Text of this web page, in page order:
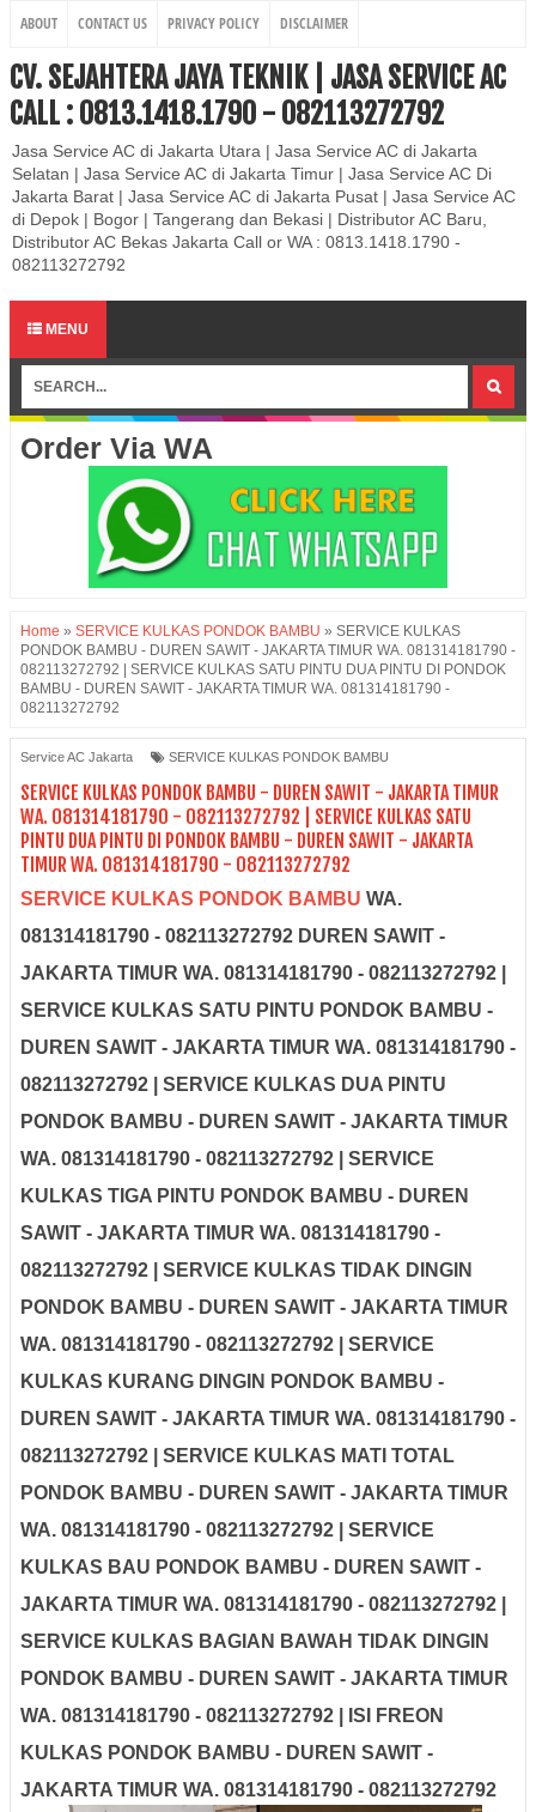
ABOUT CONTACT US PRIVACY POLICY DISCLAIMER
CV. SEJAHTERA JAYA TEKNIK | JASA SERVICE AC
CALL : 0813.1418.1790 - 082113272792
Jasa Service AC di Jakarta Utara | Jasa Service AC di Jakarta
Selatan | Jasa Service AC di Jakarta Timur | Jasa Service AC Di
Jakarta Barat | Jasa Service AC di Jakarta Pusat | Jasa Service AC
di Depok | Bogor | Tangerang dan Bekasi | Distributor AC Baru,
Distributor AC Bekas Jakarta Call or WA : 0813.1418.1790 -
082113272792
MENU
Order Via WA
Home » SERVICE KULKAS PONDOK BAMBU » SERVICE KULKAS
PONDOK BAMBU - DUREN SAWIT - JAKARTA TIMUR WA. 081314181790 -
082113272792 | SERVICE KULKAS SATU PINTU DUA PINTU DI PONDOK
BAMBU - DUREN SAWIT - JAKARTA TIMUR WA. 081314181790 -
082113272792
Service AC Jakarta SERVICE KULKAS PONDOK BAMBU
SERVICE KULKAS PONDOK BAMBU - DUREN SAWIT - JAKARTA TIMUR
WA. 081314181790 - 082113272792 | SERVICE KULKAS SATU
PINTU DUA PINTU DI PONDOK BAMBU - DUREN SAWIT - JAKARTA
TIMUR WA. 081314181790 - 082113272792
SERVICE KULKAS PONDOK BAMBU WA.
081314181790 - 082113272792 DUREN SAWIT -
JAKARTA TIMUR WA. 081314181790 - 082113272792 |
SERVICE KULKAS SATU PINTU PONDOK BAMBU -
DUREN SAWIT - JAKARTA TIMUR WA. 081314181790 -
082113272792 | SERVICE KULKAS DUA PINTU
PONDOK BAMBU - DUREN SAWIT - JAKARTA TIMUR
WA. 081314181790 - 082113272792 | SERVICE
KULKAS TIGA PINTU PONDOK BAMBU - DUREN
SAWIT - JAKARTA TIMUR WA. 081314181790 -
082113272792 | SERVICE KULKAS TIDAK DINGIN
PONDOK BAMBU - DUREN SAWIT - JAKARTA TIMUR
WA. 081314181790 - 082113272792 | SERVICE
KULKAS KURANG DINGIN PONDOK BAMBU -
DUREN SAWIT - JAKARTA TIMUR WA. 081314181790 -
082113272792 | SERVICE KULKAS MATI TOTAL
PONDOK BAMBU - DUREN SAWIT - JAKARTA TIMUR
WA. 081314181790 - 082113272792 | SERVICE
KULKAS BAU PONDOK BAMBU - DUREN SAWIT -
JAKARTA TIMUR WA. 081314181790 - 082113272792 |
SERVICE KULKAS BAGIAN BAWAH TIDAK DINGIN
PONDOK BAMBU - DUREN SAWIT - JAKARTA TIMUR
WA. 081314181790 - 082113272792 | ISI FREON
KULKAS PONDOK BAMBU - DUREN SAWIT -
JAKARTA TIMUR WA. 081314181790 - 082113272792